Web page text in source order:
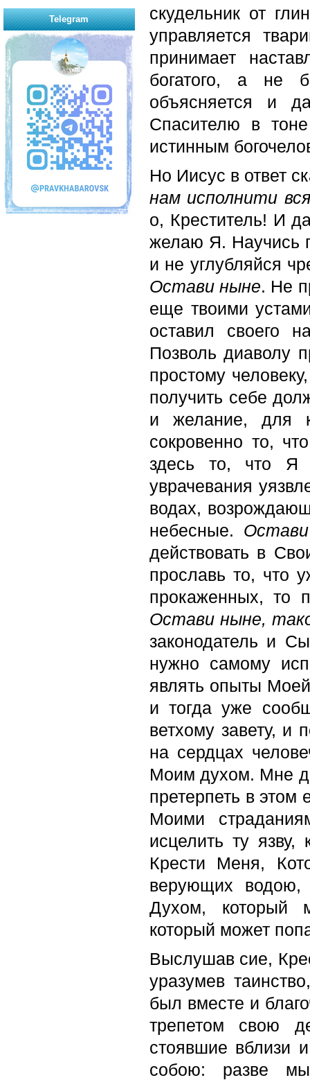
скудельник от
управляется
принимает
богатого, а не
объясняется и
Спасителю в
истинным
Но Иисус в ответ
нам исполнити
о, Креститель! И
желаю Я. Научись
и не углубляйся
Остави ныне. Не
еще твоими
оставил своего
Позволь диаволу
простому
получить себе
и желание, для
сокровенно то,
здесь то, что
уврачевания
водах,
небесные.
действовать в
прославь то, что
прокаженных, то
Остави ныне,
законодатель и
нужно самому
являть опыты
и тогда уже
ветхому завету, и
на сердцах
Моим духом. Мне
претерпеть в этом
Моими
исцелить ту
Крести Меня,
верующих водою,
Духом, который
который может
Выслушав сие,
уразумев
был вместе и
трепетом свою
стоявшие вблизи
собою: разве
Telegram